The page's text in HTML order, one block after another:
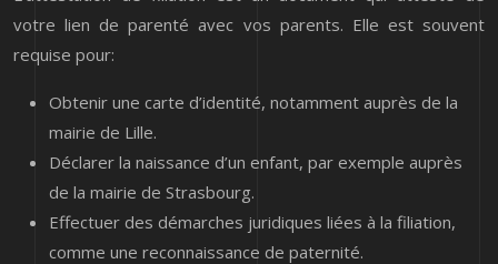
votre lien de parenté avec vos parents. Elle est souvent
requise pour:
Obtenir une carte d’identité, notamment auprès de la
mairie de Lille.
Déclarer la naissance d’un enfant, par exemple auprès
de la mairie de Strasbourg.
Effectuer des démarches juridiques liées à la filiation,
comme une reconnaissance de paternité.